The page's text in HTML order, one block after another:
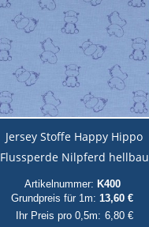
Jersey Stoffe Happy Hippo
Flussperde Nilpferd hellbau
Artikelnummer: K400
Grundpreis für 1m: 13,60 €
Ihr Preis pro 0,5m: 6,80 €